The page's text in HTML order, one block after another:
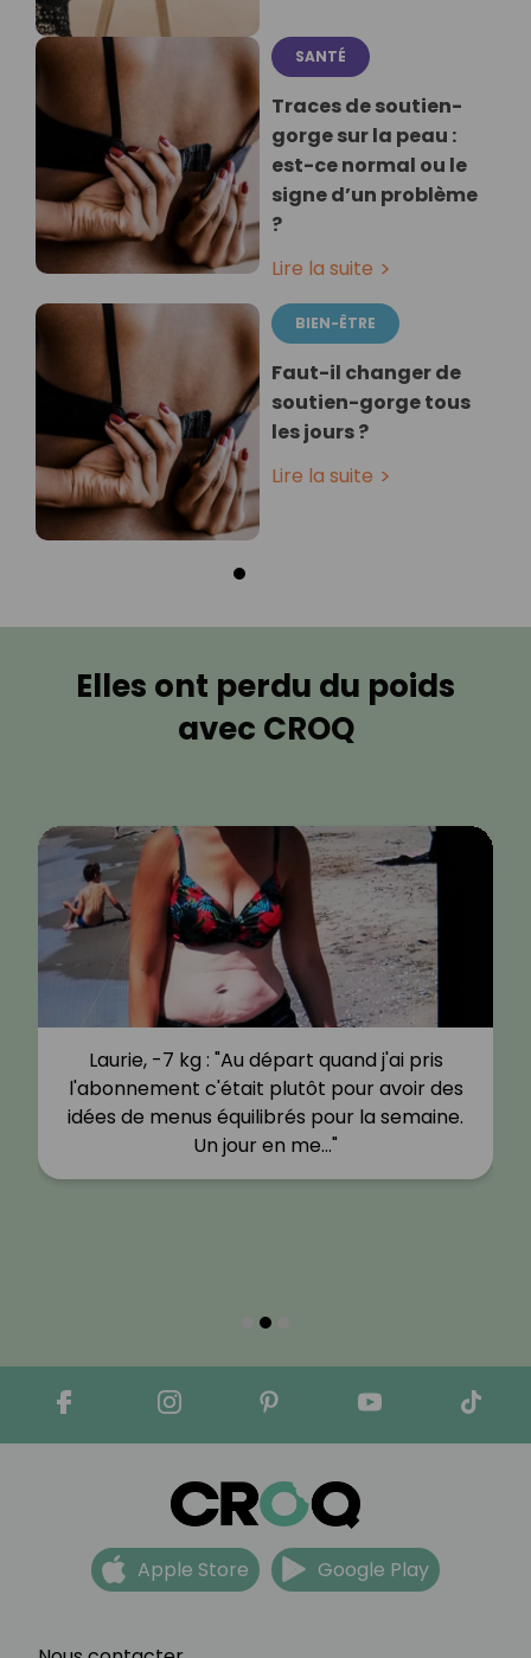
SANTÉ
Traces de soutien-
gorge sur la peau :
est-ce normal ou le
signe d’un problème
?
Lire la suite
BIEN-ÊTRE
Faut-il changer de
soutien-gorge tous
les jours ?
Lire la suite
Elles ont perdu du poids
avec CROQ
Laurie, -7 kg : "Au départ quand j'ai pris
l'abonnement c'était plutôt pour avoir des
idées de menus équilibrés pour la semaine.
Un jour en me…"
Apple Store Google Play